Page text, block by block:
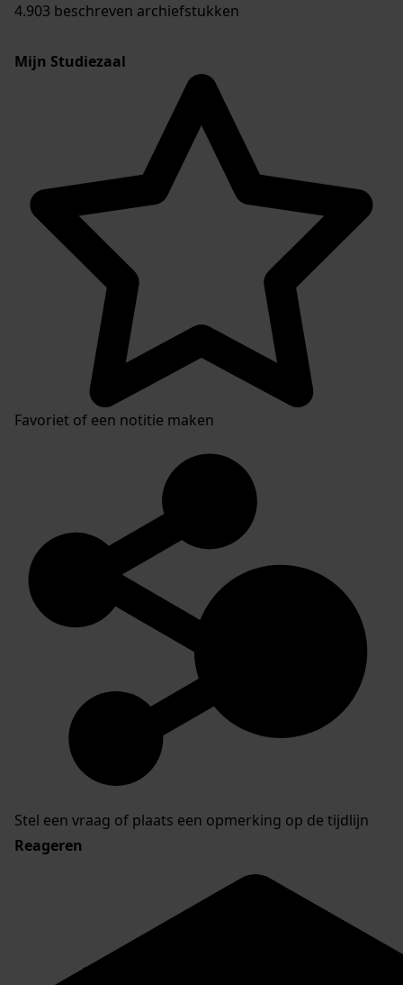
4.903 beschreven archiefstukken
Mijn Studiezaal
Favoriet of een notitie maken
Stel een vraag of plaats een opmerking op de tijdlijn
Reageren